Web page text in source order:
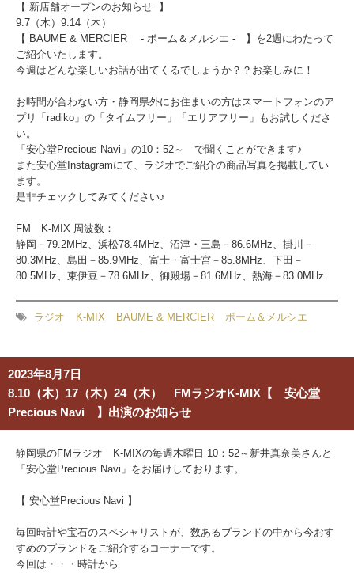
【 新店舗オープンのお知らせ 】
9.7（木）9.14（木）
【 BAUME & MERCIER - ボーム＆メルシエ - 】を2週にわたって
ご紹介いたします。
今週はどんな楽しいお話が出てくるでしょうか？？お楽しみに！
お時間が合わない方・静岡県外にお住まいの方はスマートフォンのア
プリ「radiko」の「タイムフリー」「エリアフリー」もお試しくださ
い。
「安心堂Precious Navi」の10：52～ で聞くことができます♪
また安心堂Instagramにて、ラジオでご紹介の商品写真を掲載してい
ます。
是非チェックしてみてください♪
FM K-MIX 周波数：
静岡－79.2MHz、浜松78.4MHz、沼津・三島－86.6MHz、掛川－
80.3MHz、島田－85.9MHz、富士・富士宮－85.8MHz、下田－
80.5MHz、東伊豆－78.6MHz、御殿場－81.6MHz、熱海－83.0MHz
ラジオ K-MIX BAUME & MERCIER ボーム＆メルシエ
2023年8月7日
8.10（木）17（木）24（木） FMラジオK-MIX【 安心堂
Precious Navi 】出演のお知らせ
静岡県のFMラジオ K-MIXの毎週木曜日 10：52～新井真奈美さんと
「安心堂Precious Navi」をお届けしております。
【 安心堂Precious Navi 】
毎回時計や宝石のスペシャリストが、数あるブランドの中から今おす
すめのブランドをご紹介するコーナーです。
今回は・・・時計から